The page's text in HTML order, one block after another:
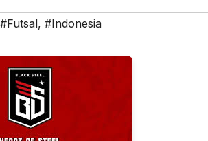
#Futsal, #Indonesia